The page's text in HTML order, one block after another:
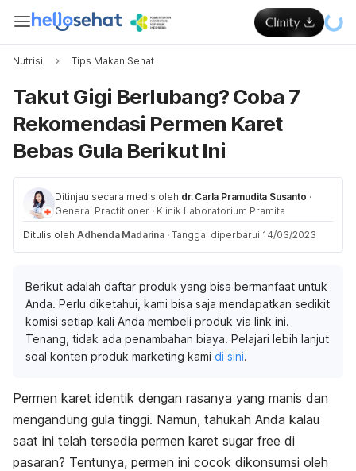
Nutrisi Tips Makan Sehat
Takut Gigi Berlubang? Coba 7
Rekomendasi Permen Karet
Bebas Gula Berikut Ini
Ditinjau secara medis oleh dr. Carla Pramudita Susanto ·
General Practitioner · Klinik Laboratorium Pramita
Ditulis oleh Adhenda Madarina · Tanggal diperbarui 14/03/2023
Berikut adalah daftar produk yang bisa bermanfaat untuk
Anda. Perlu diketahui, kami bisa saja mendapatkan sedikit
komisi setiap kali Anda membeli produk via link ini.
Tenang, tidak ada penambahan biaya. Pelajari lebih lanjut
soal konten produk marketing kami di sini.
Permen karet identik dengan rasanya yang manis dan
mengandung gula tinggi. Namun, tahukah Anda kalau
saat ini telah tersedia permen karet sugar free di
pasaran? Tentunya, permen ini cocok dikonsumsi oleh